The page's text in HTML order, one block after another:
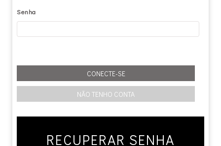
Senha
RECUPERAR SENHA